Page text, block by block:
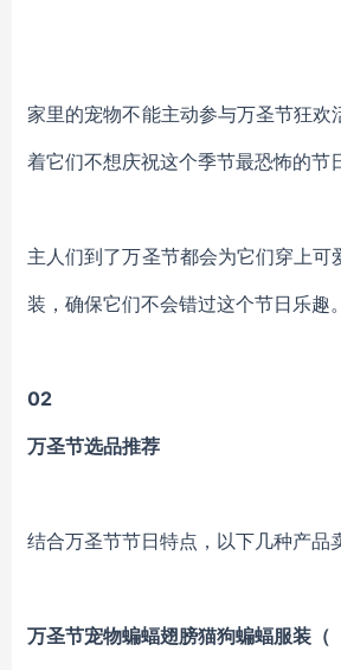
家里的宠物不能主动参与万圣节狂欢
着它们不想庆祝这个季节最恐怖的节
主人们到了万圣节都会为它们穿上可
装，确保它们不会错过这个节日乐趣。
02
万圣节选品推荐
结合万圣节节日特点，以下几种产品
万圣节宠物蝙蝠翅膀猫狗蝙蝠服装（